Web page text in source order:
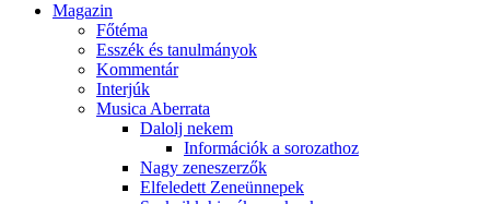
Magazin
Főtéma
Esszék és tanulmányok
Kommentár
Interjúk
Musica Aberrata
Dalolj nekem
Információk a sorozathoz
Nagy zeneszerzők
Elfeledett Zeneünnepek